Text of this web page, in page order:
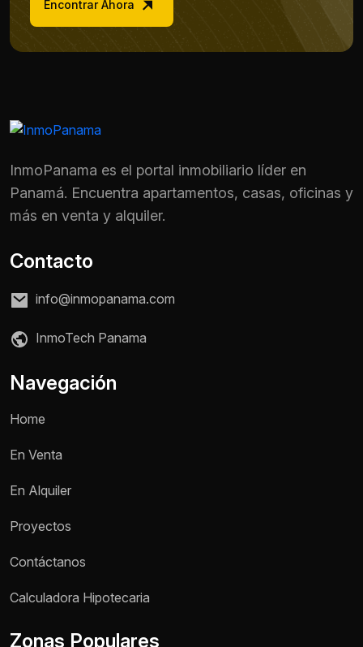
Teléfono / WhatsApp *
Encontrar Ahora
InmoPanama es el portal inmobiliario líder en
Panamá. Encuentra apartamentos, casas, oficinas y
más en venta y alquiler.
Contacto
info@inmopanama.com
InmoTech Panama
Navegación
Home
En Venta
En Alquiler
Proyectos
Contáctanos
Calculadora Hipotecaria
Zonas Populares